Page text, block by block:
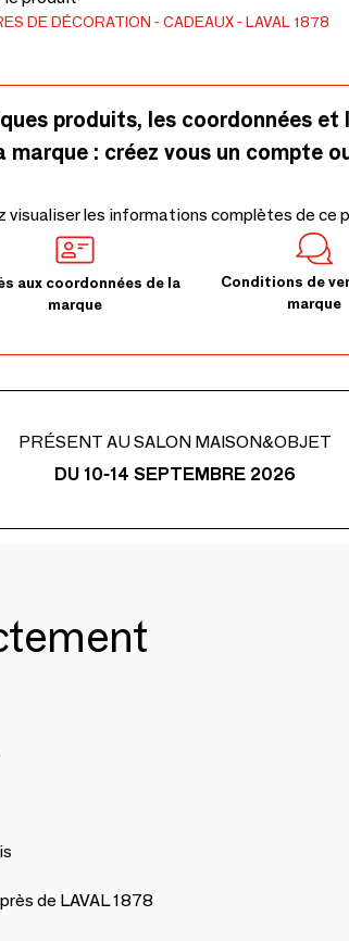
DE DÉCORATION CADEAUX LAVAL 1878
produits, les coordonnées et
: créez vous un compte
visualiser les informations complètes de ce
aux coordonnées de la
marque
Conditions de
marque
PRÉSENT AU SALON MAISON&OBJET
DU 10-14 SEPTEMBRE 2026
de LAVAL 1878